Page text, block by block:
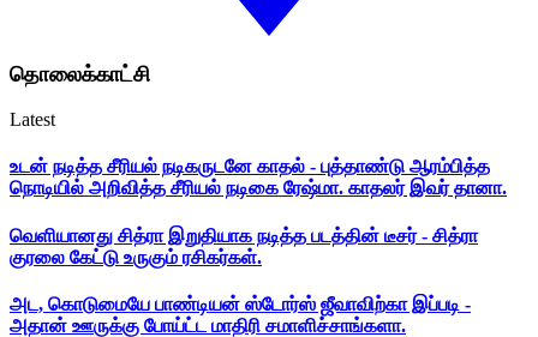
தொலைக்காட்சி
Latest
உடன் நடித்த சீரியல் நடிகருடனே காதல் - புத்தாண்டு ஆரம்பித்த
நொடியில் அறிவித்த சீரியல் நடிகை ரேஷ்மா. காதலர் இவர் தானா.
வெளியானது சித்ரா இறுதியாக நடித்த படத்தின் டீசர் - சித்ரா
குரலை கேட்டு உருகும் ரசிகர்கள்.
அட, கொடுமையே பாண்டியன் ஸ்டோர்ஸ் ஜீவாவிற்கா இப்படி -
அதான் ஊருக்கு போய்ட்ட மாதிரி சமாளிச்சாங்களா.